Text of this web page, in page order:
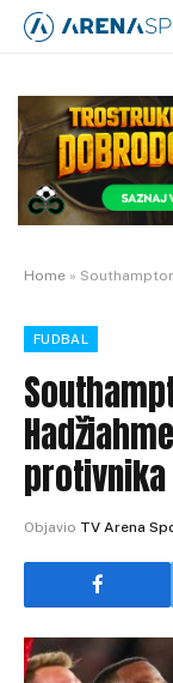
Home » Southampton
FUDBAL
protivnika
Objavio TV Arena